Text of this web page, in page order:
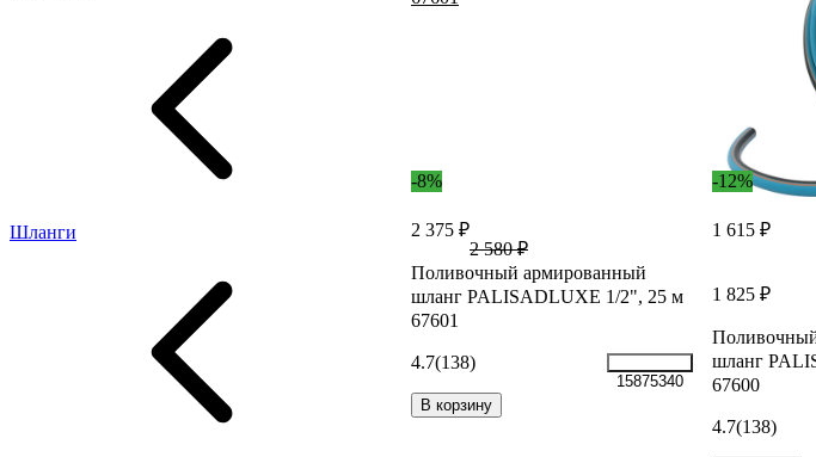
Шланги
-8%
2 375 ₽
2 580 ₽
Поливочный армированный
шланг PALISADLUXE 1/2", 25 м
67601
4.7(138)
15875340
В корзину
-12%
1 615 ₽
1 825 ₽
шланг
67600
4.7(138)